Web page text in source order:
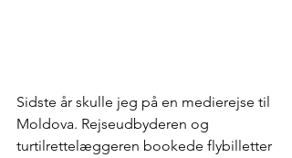
Sidste år skulle jeg på en medierejse til
Moldova. Rejseudbyderen og
turtilrettelæggeren bookede flybilletter